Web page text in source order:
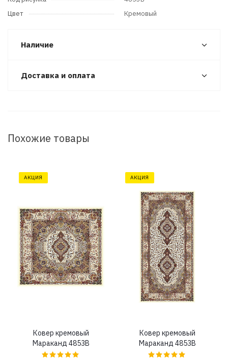
Цвет
Кремовый
Наличие
Доставка и оплата
Похожие товары
АКЦИЯ
Ковер кремовый
Мараканд 4853B
АКЦИЯ
Ковер кремовый
Мараканд 4853B